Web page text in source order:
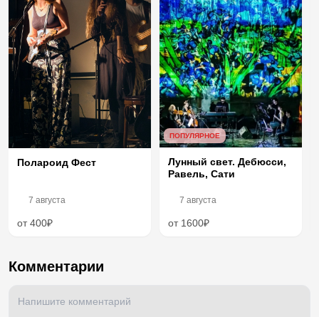
Полароид Фест
7 августа
от 400₽
ПОПУЛЯРНОЕ
Лунный свет. Дебюсси,
Равель, Сати
7 августа
от 1600₽
Комментарии